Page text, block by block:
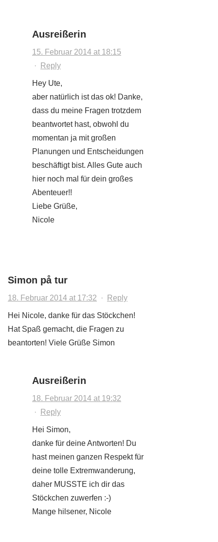
Ausreißerin
15. Februar 2014 at 18:15
·
Reply
Hey Ute,
aber natürlich ist das ok! Danke,
dass du meine Fragen trotzdem
beantwortet hast, obwohl du
momentan ja mit großen
Planungen und Entscheidungen
beschäftigt bist. Alles Gute auch
hier noch mal für dein großes
Abenteuer!!
Liebe Grüße,
Nicole
Simon på tur
18. Februar 2014 at 17:32 · Reply
Hei Nicole, danke für das Stöckchen!
Hat Spaß gemacht, die Fragen zu
beantorten! Viele Grüße Simon
Ausreißerin
18. Februar 2014 at 19:32
·
Reply
Hei Simon,
danke für deine Antworten! Du
hast meinen ganzen Respekt für
deine tolle Extremwanderung,
daher MUSSTE ich dir das
Stöckchen zuwerfen :-)
Mange hilsener, Nicole